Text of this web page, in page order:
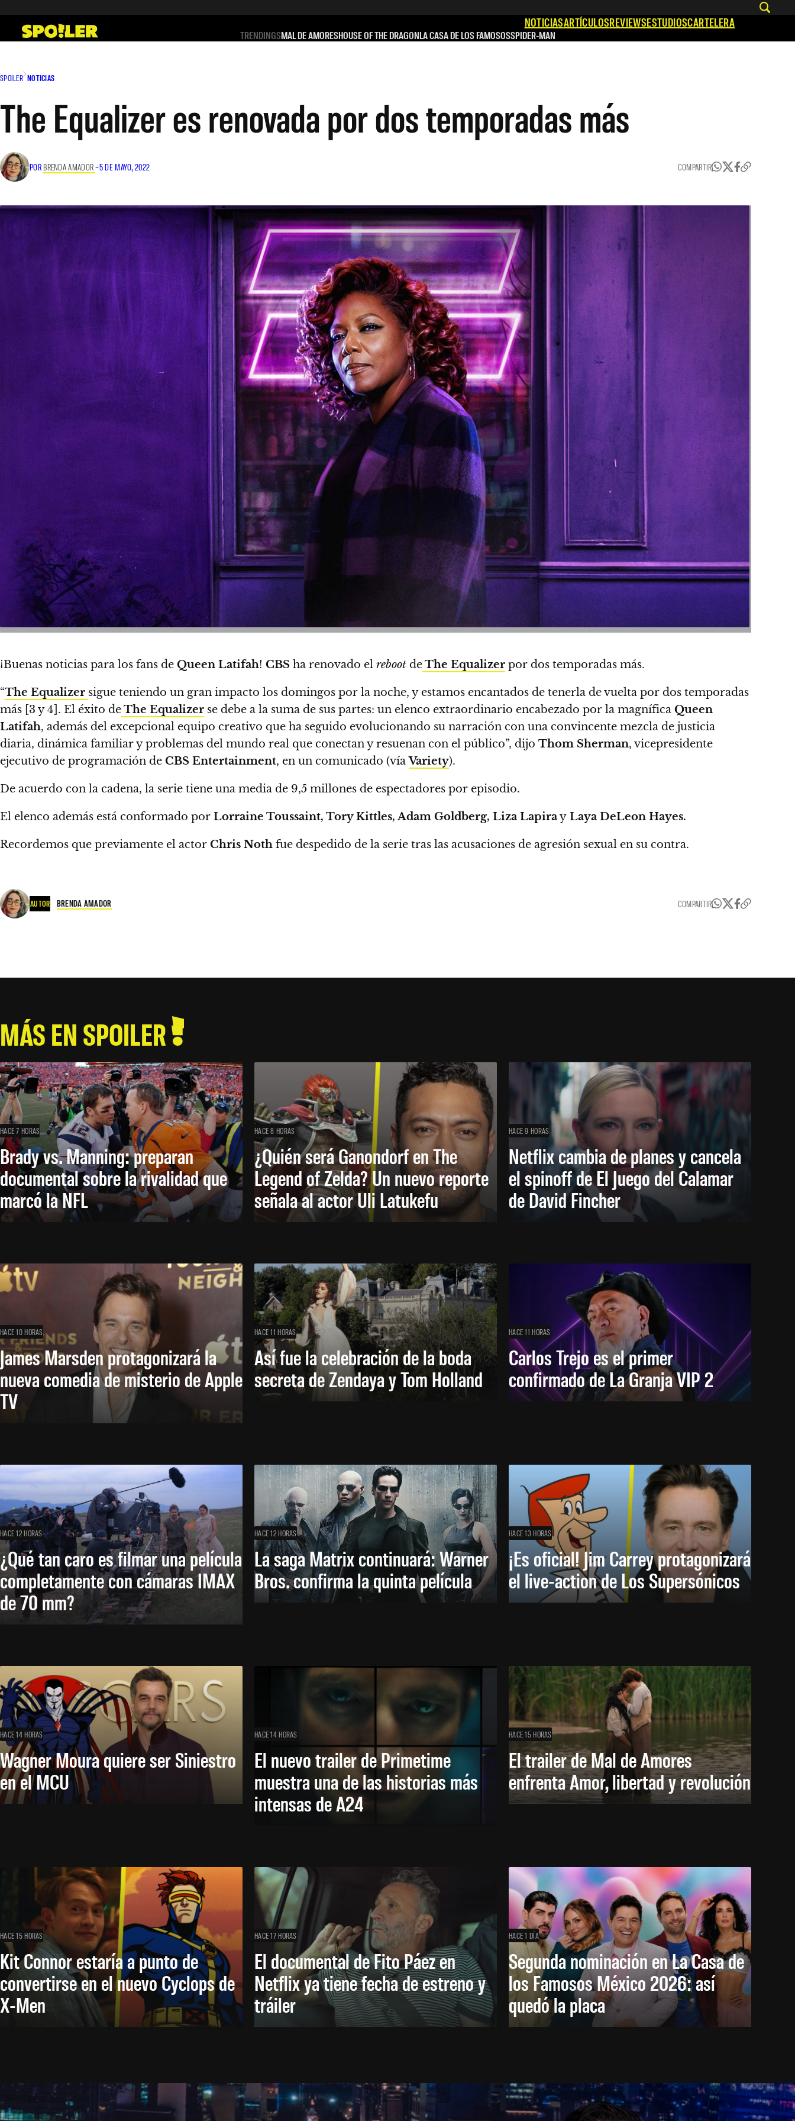
contenido
NOTICIASARTÍCULOSREVIEWSESTUDIOSCARTELERA
TRENDINGSMAL DE AMORESHOUSE OF THE DRAGONLA CASA DE LOS FAMOSOSSPIDER-MAN
SPOILER NOTICIAS
The Equalizer es renovada por dos temporadas más
POR BRENDA AMADOR–5 DE MAYO, 2022 COMPARTIR
¡Buenas noticias para los fans de Queen Latifah! CBS ha renovado el reboot deThe Equalizer por dos temporadas más.
“The Equalizer sigue teniendo un gran impacto los domingos por la noche, y estamos encantados de tenerla de vuelta por dos temporadas
más [3 y 4]. El éxito deThe Equalizer se debe a la suma de sus partes: un elenco extraordinario encabezado por la magnífica Queen
Latifah, además del excepcional equipo creativo que ha seguido evolucionando su narración con una convincente mezcla de justicia
diaria, dinámica familiar y problemas del mundo real que conectan y resuenan con el público”, dijo Thom Sherman, vicepresidente
ejecutivo de programación de CBS Entertainment, en un comunicado (víaVariety).
De acuerdo con la cadena, la serie tiene una media de 9,5 millones de espectadores por episodio.
El elenco además está conformado por Lorraine Toussaint, Tory Kittles, Adam Goldberg, Liza Lapiray Laya DeLeon Hayes.
Recordemos que previamente el actor Chris Noth fue despedido de la serie tras las acusaciones de agresión sexual en su contra.
AUTOR BRENDA AMADOR COMPARTIR
MÁS EN SPOILER
HACE 7 HORAS
Brady vs. Manning: preparan
documental sobre la rivalidad que
marcó la NFL
HACE 8 HORAS
¿Quién será Ganondorf en The
Legend of Zelda? Un nuevo reporte
señala al actor Uli Latukefu
HACE 9 HORAS
Netflix cambia de planes y cancela
el spinoff de El Juego del Calamar
de David Fincher
HACE 10 HORAS
James Marsden protagonizará la
nueva comedia de misterio de Apple
TV
HACE 11 HORAS
Así fue la celebración de la boda
secreta de Zendaya y Tom Holland
HACE 11 HORAS
Carlos Trejo es el primer
confirmado de La Granja VIP 2
HACE 12 HORAS
¿Qué tan caro es filmar una película
completamente con cámaras IMAX
de 70 mm?
HACE 12 HORAS
La saga Matrix continuará: Warner
Bros. confirma la quinta película
HACE 13 HORAS
¡Es oficial! Jim Carrey protagonizará
el live-action de Los Supersónicos
HACE 14 HORAS
Wagner Moura quiere ser Siniestro
en el MCU
HACE 14 HORAS
El nuevo trailer de Primetime
muestra una de las historias más
intensas de A24
HACE 15 HORAS
El trailer de Mal de Amores
enfrenta Amor, libertad y revolución
HACE 15 HORAS
Kit Connor estaría a punto de
convertirse en el nuevo Cyclops de
X-Men
HACE 17 HORAS
El documental de Fito Páez en
Netflix ya tiene fecha de estreno y
tráiler
HACE 1 DÍA
Segunda nominación en La Casa de
los Famosos México 2026: así
quedó la placa